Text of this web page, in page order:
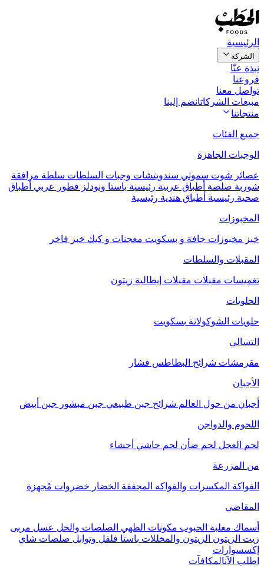
الرئيسية
الشركة
نبذة عنّا
فروعنا
تواصل معنا
مبيعات الشركاتانضم إلينا
منتجاتنا
جميع الفئات
الوجبات الجاهزة
عصائر شوت سموثي سندويتشات وجبات السلطات سلطة مرافقة
شوربة صلصة أطباق عربية رئيسية باستا ونودلز فطور عربي أطباق
صحية رئيسية أطباق هندية رئيسية
المخبوزات
خبز مخبوزات جافة و بسكويت معجنات و كيك خبز فاخر
المقبلات والسلطات
تغميسات مقبلات مقبلات إيطالية زيتون
الحلويات
حلويات الشوكولاتة بسكويت
التسالي
مقرمشات شرائح البطاطس فشار
الأجبان
أجبان من حول العالم شرائح جبن طبيعي جبن مبشور جبن أبيض
اللحوم والدواجن
لحم العجل لحم ضأن لحم حاشي أحشاء
من المزرعة
الفواكة المكسرات والفواكه المجففة الخضار خضروات مُجهزة
المقاضي
أسماك معلبة الحبوب مكونات الطهي الصلصات والخل عسل مربى
زيت الزيتون الزيتون والمخللات باستا فلفل وتوابل صلصات شاي
إكسسوارات
اطلب الآنالمكافآت